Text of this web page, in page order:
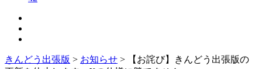
きんどう出張版 > お知らせ >
【お詫び】きんどう出張版の